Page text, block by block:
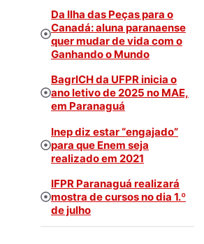
Da Ilha das Peças para o
Canadá: aluna paranaense
quer mudar de vida com o
Ganhando o Mundo
BagrICH da UFPR inicia o
ano letivo de 2025 no MAE,
em Paranaguá
Inep diz estar “engajado”
para que Enem seja
realizado em 2021
IFPR Paranaguá realizará
mostra de cursos no dia 1.º
de julho